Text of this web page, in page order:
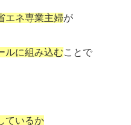
エネ専業主婦が
ルに組み込むことで
ているか